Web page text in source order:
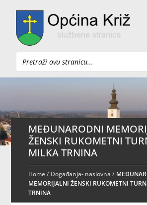
Pretraži
MEĐUNARODNI
ŽENSKI RUKOMETNI
MILKA TRNINA
Home/ Događanja- naslovna /
MEMORIJALNI ŽENSKI RUKOMETNI
TRNINA